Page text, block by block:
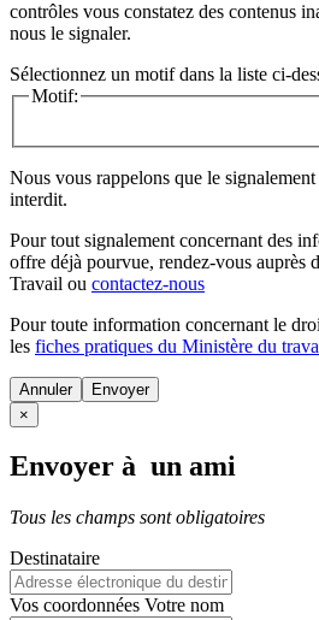
contrôles vous constatez des contenus
nous le signaler.
Sélectionnez un motif dans la liste ci-
Motif:
Nous vous rappelons que le
interdit.
Pour tout signalement concernant des
offre déjà pourvue, rendez-vous auprès
Travail ou contactez-nous
Pour toute information concernant le
les fiches pratiques du Ministère du
Annuler
×
Envoyer à un ami
Tous les champs sont obligatoires
Destinataire
Vos coordonnées Votre nom